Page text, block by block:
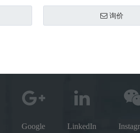
询价
Google LinkedIn